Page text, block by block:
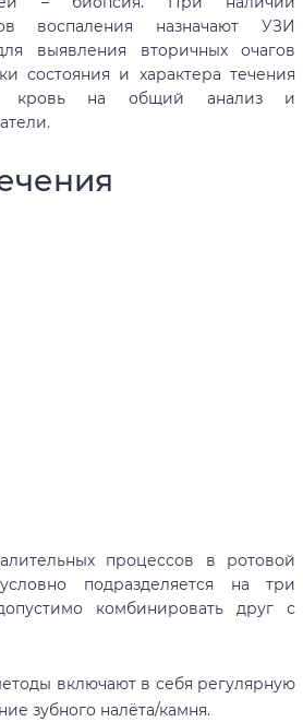
воспаления назначают УЗИ
выявления вторичных очагов
состояния и характера течения
кровь на общий анализ и
процессов в ротовой
подразделяется на три
комбинировать друг с
включают в себя регулярную
зубного налёта/камня.